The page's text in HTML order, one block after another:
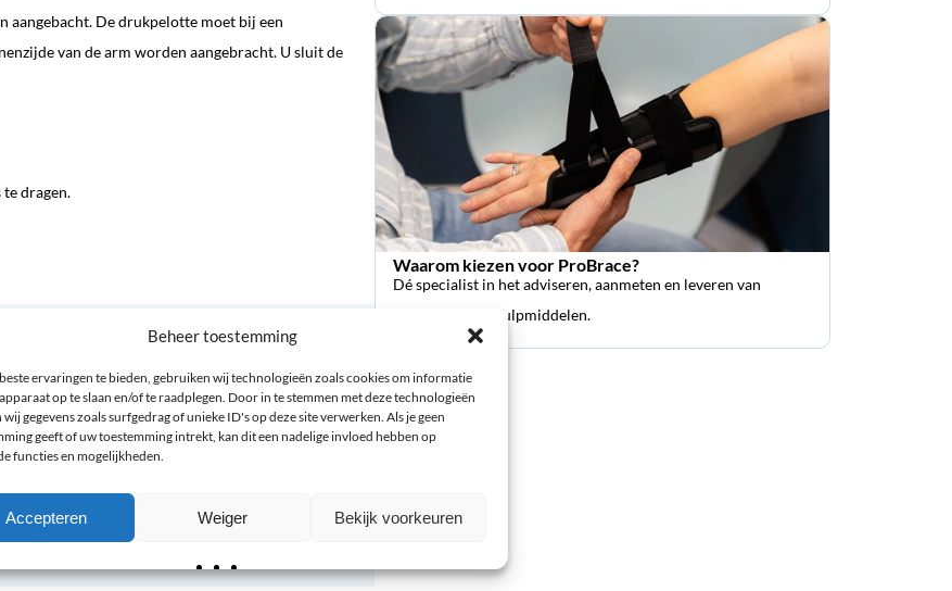
Beheer toestemming
ervaringen te bieden, gebruiken wij technologieën zoals cookies om informatie
op te slaan en/of te raadplegen. Door in te stemmen met deze technologieën
wij gegevens zoals surfgedrag of unieke ID's op deze site verwerken. Als je geen
geeft of uw toestemming intrekt, kan dit een nadelige invloed hebben op
functies en mogelijkheden.
Accepteren Weiger Bekijk voorkeuren
aangebacht. De drukpelotte moet bij een
van de arm worden aangebracht. U sluit de
dragen.
Waarom kiezen voor ProBrace?
Dé specialist in het adviseren, aanmeten en leveren van
orthopedische hulpmiddelen.